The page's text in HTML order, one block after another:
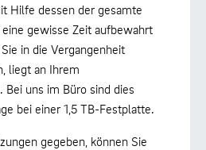
Hilfe dessen der gesamte
gewisse Zeit aufbewahrt
in die Vergangenheit
liegt an Ihrem
uns im Büro sind dies
bei einer 1,5 TB-Festplatte.
gegeben, können Sie